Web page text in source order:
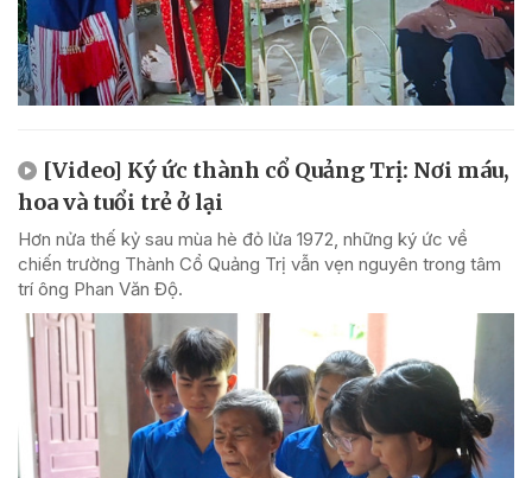
[Video] Ký ức thành cổ Quảng Trị: Nơi máu,
hoa và tuổi trẻ ở lại
Hơn nửa thế kỷ sau mùa hè đỏ lửa 1972, những ký ức về
chiến trường Thành Cổ Quảng Trị vẫn vẹn nguyên trong tâm
trí ông Phan Văn Độ.